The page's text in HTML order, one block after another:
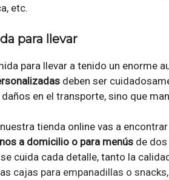
etc.
para llevar
para llevar a tenido un enorme
deben ser
en el transporte, sino que
tienda online vas a
a domicilio o para menús de
cuida cada detalle, tanto la
cajas para empanadillas o snacks